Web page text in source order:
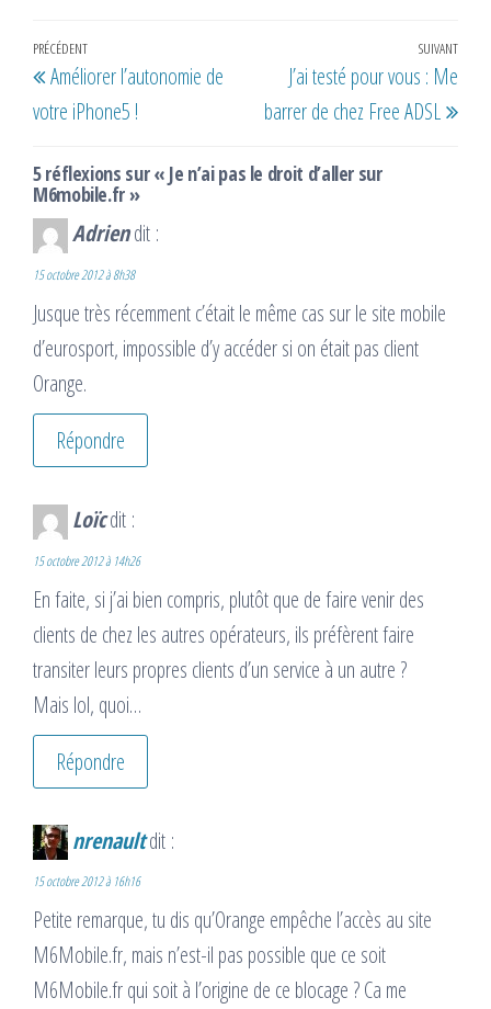
Navigation
de
l’article
Article
précédent
PRÉCÉDENT
Améliorer l’autonomie de
votre iPhone5 !
SUIVANT
J’ai testé pour vous : Me
barrer de chez Free ADSL
5 réflexions sur « Je n’ai pas le droit d’aller sur
M6mobile.fr »
Adriendit :
15 octobre 2012 à 8h38
Jusque très récemment c’était le même cas sur le site mobile
d’eurosport, impossible d’y accéder si on était pas client
Orange.
Répondre
Loïcdit :
15 octobre 2012 à 14h26
En faite, si j’ai bien compris, plutôt que de faire venir des
clients de chez les autres opérateurs, ils préfèrent faire
transiter leurs propres clients d’un service à un autre ?
Mais lol, quoi…
Répondre
nrenaultdit :
15 octobre 2012 à 16h16
Petite remarque, tu dis qu’Orange empêche l’accès au site
M6Mobile.fr, mais n’est-il pas possible que ce soit
M6Mobile.fr qui soit à l’origine de ce blocage ? Ca me